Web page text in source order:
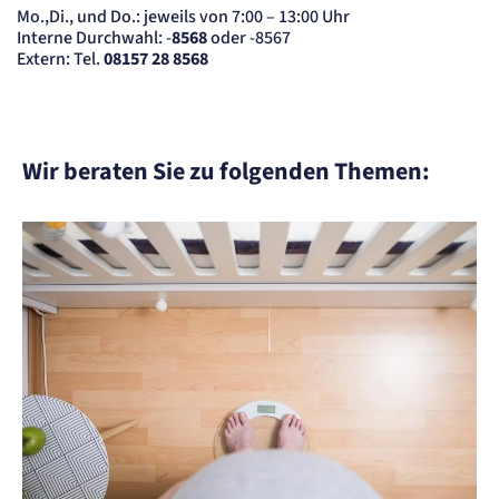
Mo.,Di., und Do.: jeweils von 7:00 – 13:00 Uhr
Interne Durchwahl: -8568oder -8567
Extern: Tel.08157 28 8568
Wir beraten Sie zu folgenden Themen:
_et_coid
Anbieter:
etracker GmbH
etracker Analytics
Name:
et_allow_cookies
Anbieter:
etracker GmbH
Zweck:
etracker Analytics
Name:
isSdEnabled